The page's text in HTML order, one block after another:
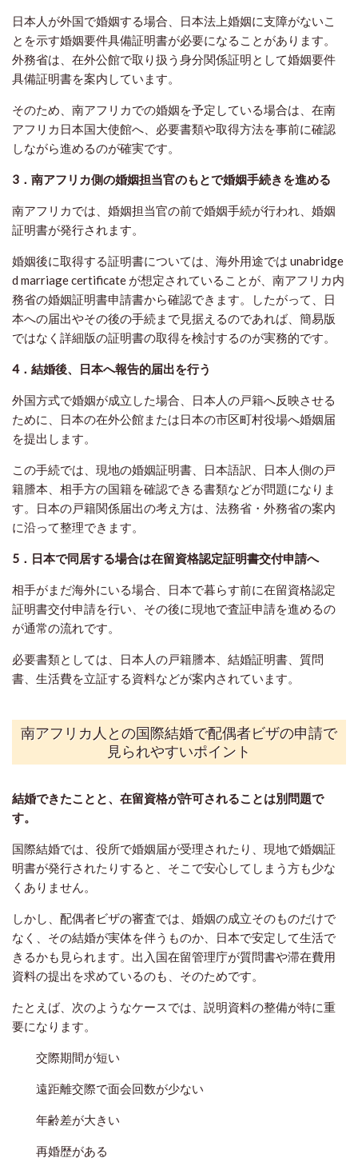
日本人が外国で婚姻する場合、日本法上婚姻に支障がないこ
とを示す婚姻要件具備証明書が必要になることがあります。
外務省は、在外公館で取り扱う身分関係証明として婚姻要件
具備証明書を案内しています。
そのため、南アフリカでの婚姻を予定している場合は、在南
アフリカ日本国大使館へ、必要書類や取得方法を事前に確認
しながら進めるのが確実です。
3．南アフリカ側の婚姻担当官のもとで婚姻手続きを進める
南アフリカでは、婚姻担当官の前で婚姻手続が行われ、婚姻
証明書が発行されます。
婚姻後に取得する証明書については、海外用途では unabridge
d marriage certificate が想定されていることが、南アフリカ内
務省の婚姻証明書申請書から確認できます。したがって、日
本への届出やその後の手続まで見据えるのであれば、簡易版
ではなく詳細版の証明書の取得を検討するのが実務的です。
4．結婚後、日本へ報告的届出を行う
外国方式で婚姻が成立した場合、日本人の戸籍へ反映させる
ために、日本の在外公館または日本の市区町村役場へ婚姻届
を提出します。
この手続では、現地の婚姻証明書、日本語訳、日本人側の戸
籍謄本、相手方の国籍を確認できる書類などが問題になりま
す。日本の戸籍関係届出の考え方は、法務省・外務省の案内
に沿って整理できます。
5．日本で同居する場合は在留資格認定証明書交付申請へ
相手がまだ海外にいる場合、日本で暮らす前に在留資格認定
証明書交付申請を行い、その後に現地で査証申請を進めるの
が通常の流れです。
必要書類としては、日本人の戸籍謄本、結婚証明書、質問
書、生活費を立証する資料などが案内されています。
南アフリカ人との国際結婚で配偶者ビザの申請で
見られやすいポイント
結婚できたことと、在留資格が許可されることは別問題で
す。
国際結婚では、役所で婚姻届が受理されたり、現地で婚姻証
明書が発行されたりすると、そこで安心してしまう方も少な
くありません。
しかし、配偶者ビザの審査では、婚姻の成立そのものだけで
なく、その結婚が実体を伴うものか、日本で安定して生活で
きるかも見られます。出入国在留管理庁が質問書や滞在費用
資料の提出を求めているのも、そのためです。
たとえば、次のようなケースでは、説明資料の整備が特に重
要になります。
交際期間が短い
遠距離交際で面会回数が少ない
年齢差が大きい
再婚歴がある